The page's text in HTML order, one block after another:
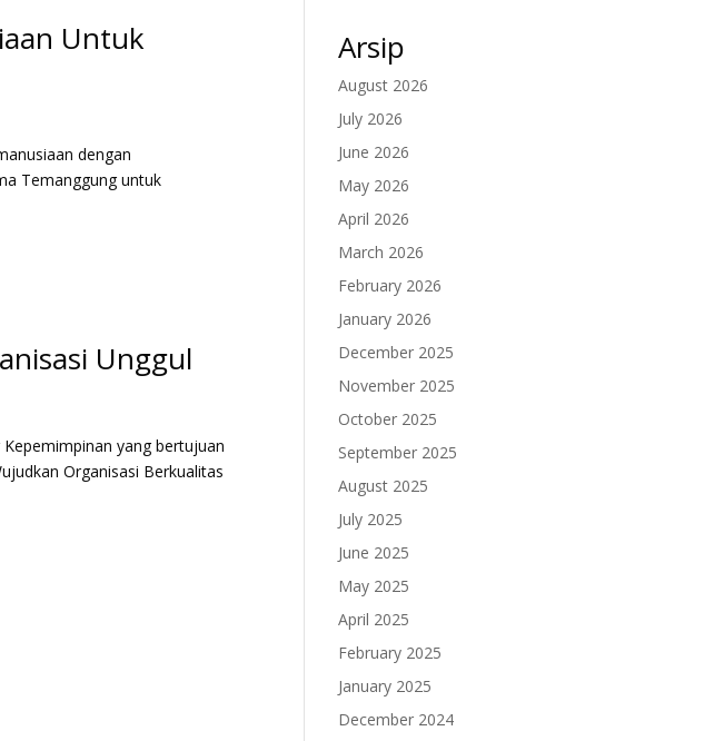
Untuk
dengan
Temanggung untuk
Unggul
yang bertujuan
Organisasi Berkualitas
Arsip
August 2026
July 2026
June 2026
May 2026
April 2026
March 2026
February 2026
January 2026
December 2025
November 2025
October 2025
September 2025
August 2025
July 2025
June 2025
May 2025
April 2025
February 2025
January 2025
December 2024